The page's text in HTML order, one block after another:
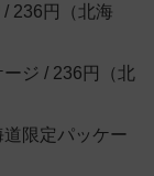
/ 236円（北海
ジ / 236円（北
限定パッケー